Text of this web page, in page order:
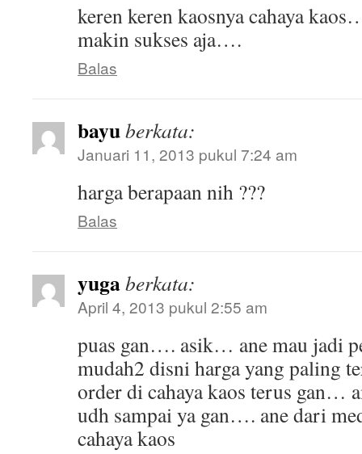
keren keren kaosnya cahaya
makin sukses aja….
Balas
bayuberkata:
Januari 11, 2013 pukul 7:24 am
harga berapaan nih ???
Balas
yugaberkata:
April 4, 2013 pukul 2:55 am
puas gan…. asik… ane mau jadi
mudah2 disni harga yang paling
order di cahaya kaos terus gan…
udh sampai ya gan…. ane dari
cahaya kaos